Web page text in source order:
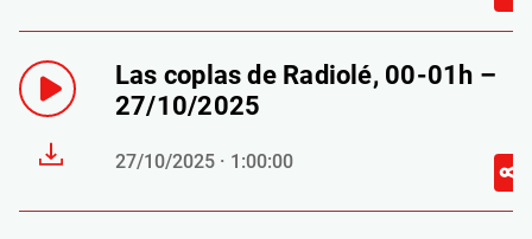
Las coplas de Radiolé, 00-01h –
27/10/2025
27/10/2025 · 1:00:00